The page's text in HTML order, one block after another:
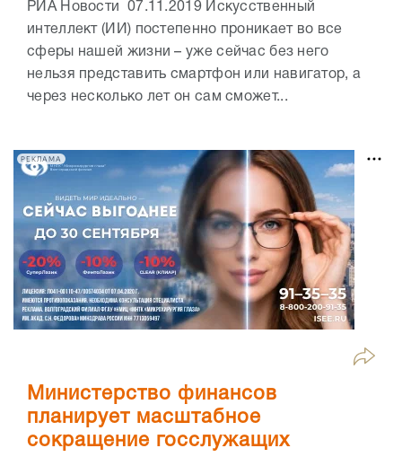
РИА Новости 07.11.2019 Искусственный
интеллект (ИИ) постепенно проникает во все
сферы нашей жизни – уже сейчас без него
нельзя представить смартфон или навигатор, а
через несколько лет он сам сможет...
РЕКЛАМА
Министерство финансов
планирует масштабное
сокращение госслужащих